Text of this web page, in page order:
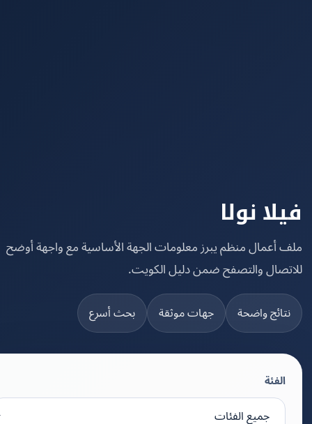
نولا
منظم يبرز معلومات الجهة الأساسية مع واجهة أوضح
والتصفح ضمن دليل الكويت.
واضحة جهات موثقة بحث أسرع